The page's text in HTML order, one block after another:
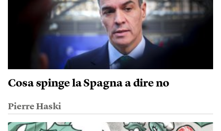
Cosa spinge la Spagna a dire no
Pierre Haski